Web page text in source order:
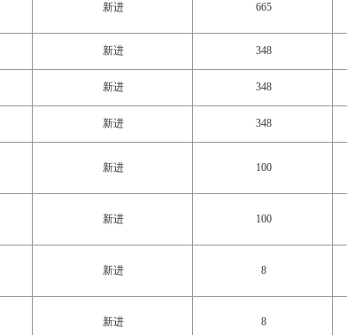
新进 665
新进 348
新进 348
新进 348
新进 100
新进 100
新进 8
新进 8